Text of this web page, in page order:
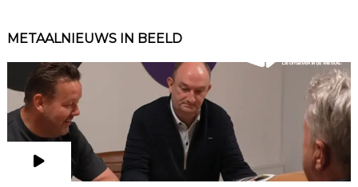
METAALNIEUWS IN BEELD